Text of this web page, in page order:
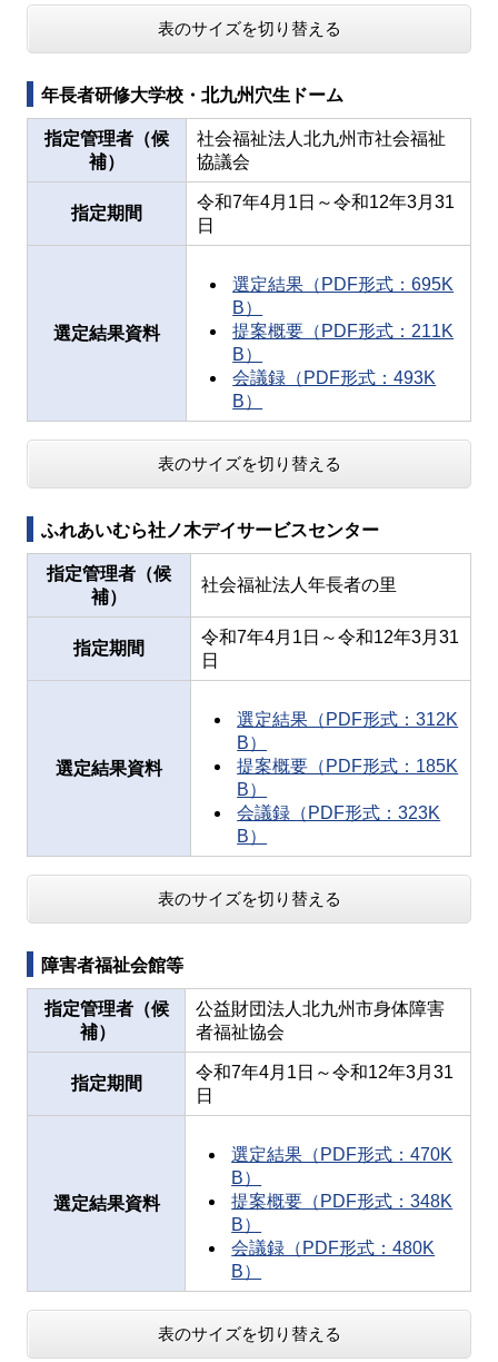
表のサイズを切り替える
年長者研修大学校・北九州穴生ドーム
指定管理者（候
補）
社会福祉法人北九州市社会福祉
協議会
指定期間
令和7年4月1日～令和12年3月31
日
選定結果資料
選定結果（PDF形式：695K
B）
提案概要（PDF形式：211K
B）
会議録（PDF形式：493K
B）
表のサイズを切り替える
ふれあいむら社ノ木デイサービスセンター
指定管理者（候
補）
社会福祉法人年長者の里
指定期間
令和7年4月1日～令和12年3月31
日
選定結果資料
選定結果（PDF形式：312K
B）
提案概要（PDF形式：185K
B）
会議録（PDF形式：323K
B）
表のサイズを切り替える
障害者福祉会館等
指定管理者（候
補）
公益財団法人北九州市身体障害
者福祉協会
指定期間
令和7年4月1日～令和12年3月31
日
選定結果資料
選定結果（PDF形式：470K
B）
提案概要（PDF形式：348K
B）
会議録（PDF形式：480K
B）
表のサイズを切り替える